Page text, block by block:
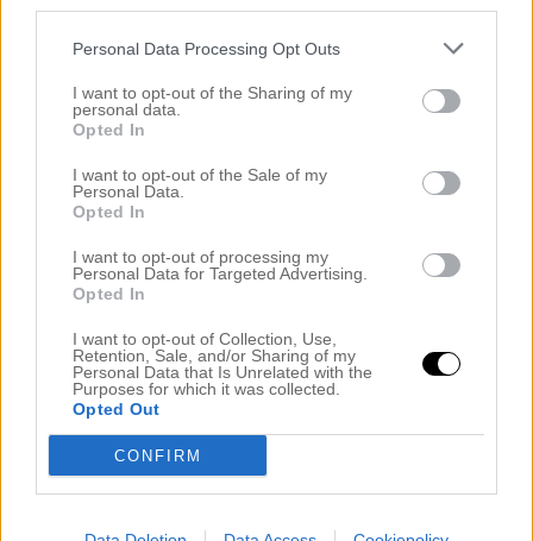
Personal Data Processing Opt Outs
I want to opt-out of the Sharing of my
personal data.
Opted In
I want to opt-out of the Sale of my
Personal Data.
Opted In
I want to opt-out of processing my
Personal Data for Targeted Advertising.
Opted In
I want to opt-out of Collection, Use,
Retention, Sale, and/or Sharing of my
Personal Data that Is Unrelated with the
Purposes for which it was collected.
Opted Out
CONFIRM
LJUSA SLINGOR PÅ ETT TUNT/FINT HÅR
27 augusti 2019, 21:12
Hej mina fina! Hoppas ni mår hur bra som helst, jag
hostar snart iväg ett revben men annars är jag på
all förkylning efter att inte duschat på flera dagar.
Rev igenom håret flera gånger, skrubba kroppen,
raka allt jag kunde, inpackning i håret och […]